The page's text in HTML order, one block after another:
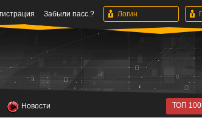
Забыли пасс.?
Новости ТОП 100